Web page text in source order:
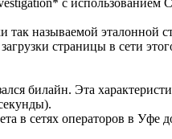
называемой
страницы в сети
билайн. Эта
в сетях операторов в Уфе